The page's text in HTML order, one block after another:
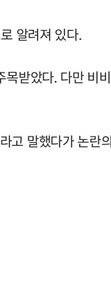
알려져 있다.
받았다. 다만 비
말했다가 논란